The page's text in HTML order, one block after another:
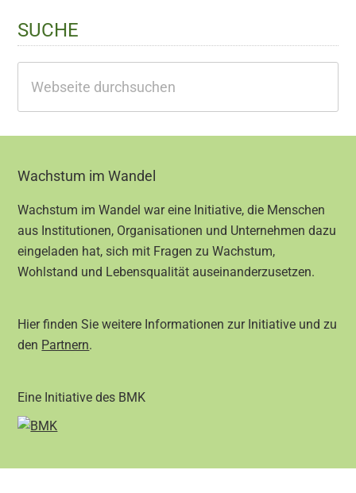
SUCHE
durchsuchen
Footer
Wachstum im Wandel
Wachstum im Wandel war eine Initiative, die Menschen
aus Institutionen, Organisationen und Unternehmen dazu
eingeladen hat, sich mit Fragen zu Wachstum,
Wohlstand und Lebensqualität auseinanderzusetzen.
Hier finden Sie weitere Informationen zur Initiative und zu
den Partnern.
Eine Initiative des BMK